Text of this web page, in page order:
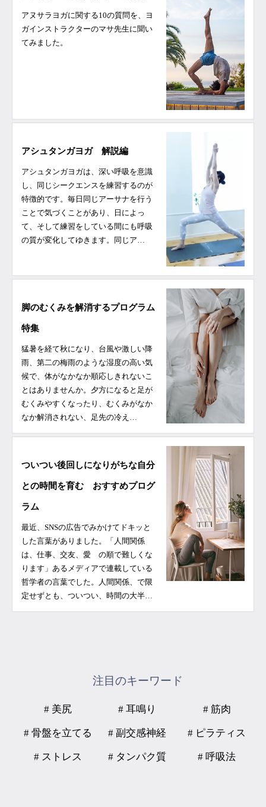
アヌサラヨガに関する10の質問を、ヨ
ガインストラクターのマサ先生に聞い
てみました。
アシュタンガヨガ 解説編
アシュタンガヨガは、深い呼吸を意識
し、同じシークエンスを練習するのが
特徴的です。毎日同じアーサナを行う
ことで気づくことがあり、日によっ
て、そして練習をしている間にも呼吸
の質が変化してゆきます。同じア…
脚のむくみを解消するプログラム
特集
猛暑を経て秋になり、台風や激しい降
雨、第二の梅雨のような湿度の高い気
候で、体がなかなか順応しきれないこ
とはありませんか。夕方になると足が
むくみやすくなったり、むくみがなか
なか解消されない、足先の冷え…
ついつい後回しになりがちな自分
との時間を育む おすすめプログ
ラム
最近、SNSの広告でみかけてドキッと
した言葉がありました。「人間関係
は、仕事、交友、愛 の順で難しくな
ります」あるメディアで連載している
哲学者の言葉でした。人間関係、で限
定せずとも、ついつい、時間の大半…
注目のキーワード
# 美尻 # 耳鳴り # 筋肉
# 骨盤を立てる # 副交感神経 # ピラティス
# ストレス # タンパク質 # 呼吸法